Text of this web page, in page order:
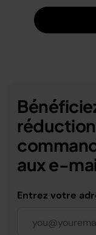
aux e-
Entrez votre